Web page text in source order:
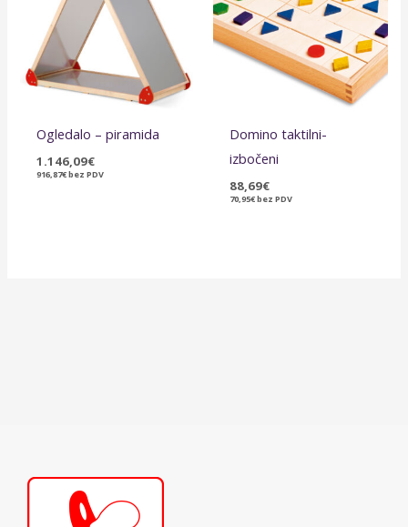
Ogledalo – piramida
1.146,09€
916,87€bez PDV
Domino taktilni-
izbočeni
88,69€
70,95€bez PDV